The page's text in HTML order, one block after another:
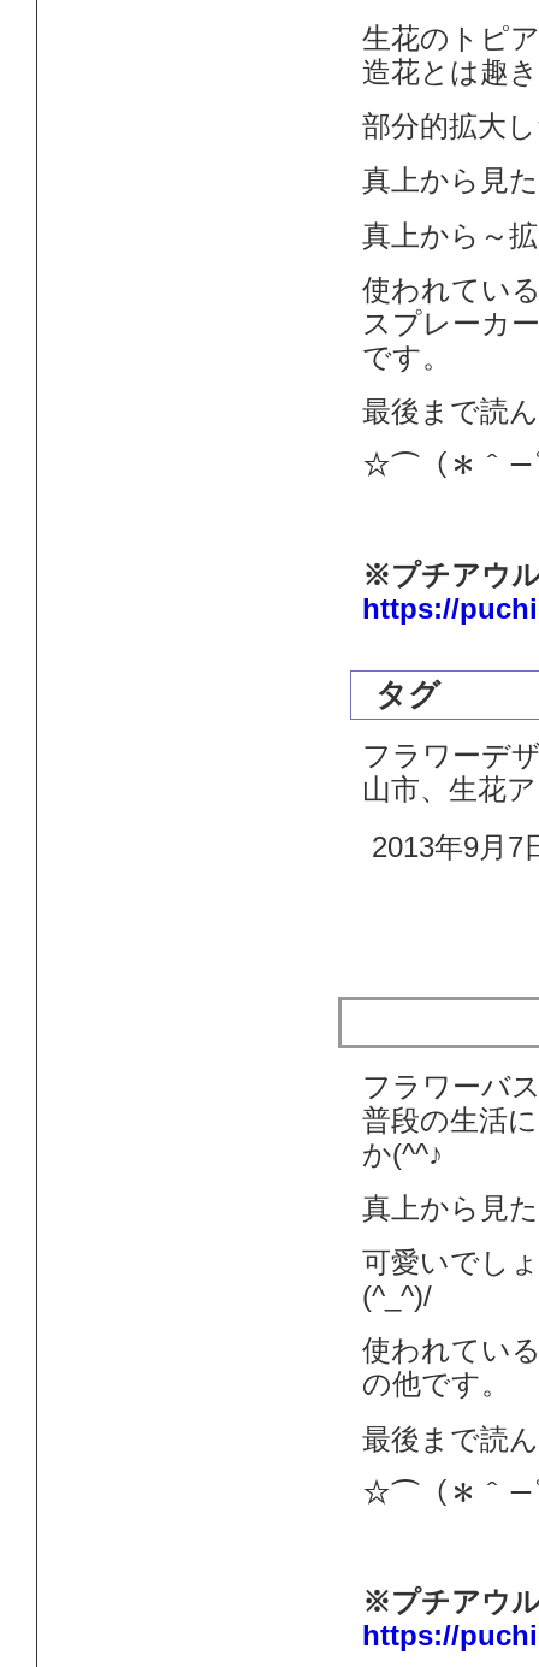
生花のトピ
造花とは趣
部分的拡大
真上から見
真上から～
使われてい
スプレーカ
です。
最後まで読
☆⌒（＊＾－
※プチアウ
https://
タグ
フラワーデ
山市、生花
2013年9月7
フラワーバ
普段の生活
か(^^♪
真上から見
可愛いでし
(^_^)/
使われてい
の他です。
最後まで読
☆⌒（＊＾－
※プチアウ
https://